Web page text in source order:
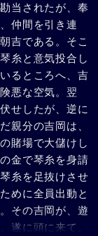
当されたが、奉
仲間を引き連
吉である。そこ
糸と意気投合し
るところへ、吉
悪な空気。翌
せしたが、逆に
親分の吉岡は、
賭場で大儲けし
金で琴糸を身請
糸を足抜けさせ
めに全員出動と
その吉岡が、遊
遂に頭に来て、